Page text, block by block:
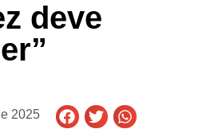
deve
2025